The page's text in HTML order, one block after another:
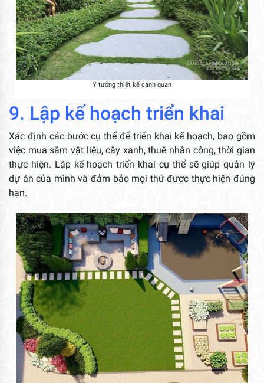
Ý tưởng thiết kế cảnh quan
9. Lập kế hoạch triển khai
Xác định các bước cụ thể để triển khai kế hoạch, bao gồm
việc mua sắm vật liệu, cây xanh, thuê nhân công, thời gian
thực hiện. Lập kế hoạch triển khai cụ thể sẽ giúp quản lý
dự án của mình và đảm bảo mọi thứ được thực hiện đúng
hạn.